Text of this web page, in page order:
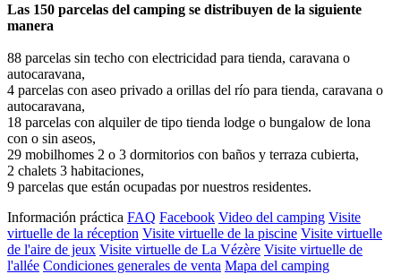
Las 150 parcelas del camping se distribuyen de la siguiente
manera
88 parcelas sin techo con electricidad para tienda, caravana o
autocaravana,
4 parcelas con aseo privado a orillas del río para tienda, caravana o
autocaravana,
18 parcelas con alquiler de tipo tienda lodge o bungalow de lona
con o sin aseos,
29 mobilhomes 2 o 3 dormitorios con baños y terraza cubierta,
2 chalets 3 habitaciones,
9 parcelas que están ocupadas por nuestros residentes.
Información práctica FAQ Facebook Video del camping Visite
virtuelle de la réception Visite virtuelle de la piscine Visite virtuelle
de l'aire de jeux Visite virtuelle de La Vézère Visite virtuelle de
l'allée Condiciones generales de venta Mapa del camping